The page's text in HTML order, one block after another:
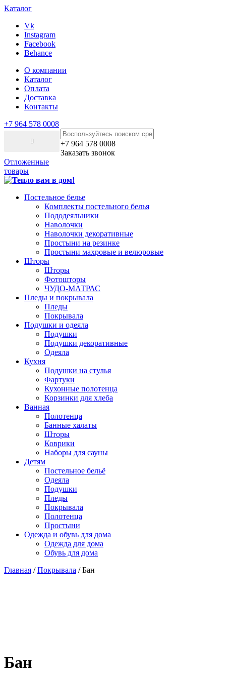
Каталог
Vk
Instagram
Facebook
Behance
О компании
Каталог
Оплата
Доставка
Контакты
+7 964 578 0008
+7 964 578 0008
Заказать звонок
Отложенные
товары
Постельное белье
Комплекты постельного белья
Пододеяльники
Наволочки
Наволочки декоративные
Простыни на резинке
Простыни махровые и велюровые
Шторы
Шторы
Фотошторы
ЧУДО-МАТРАС
Пледы и покрывала
Пледы
Покрывала
Подушки и одеяла
Подушки
Подушки декоративные
Одеяла
Кухня
Подушки на стулья
Фартуки
Кухонные полотенца
Корзинки для хлеба
Ванная
Полотенца
Банные халаты
Шторы
Коврики
Наборы для сауны
Детям
Постельное бельё
Одеяла
Подушки
Пледы
Покрывала
Полотенца
Простыни
Одежда и обувь для дома
Одежда для дома
Обувь для дома
Главная /Покрывала / Бан
Бан